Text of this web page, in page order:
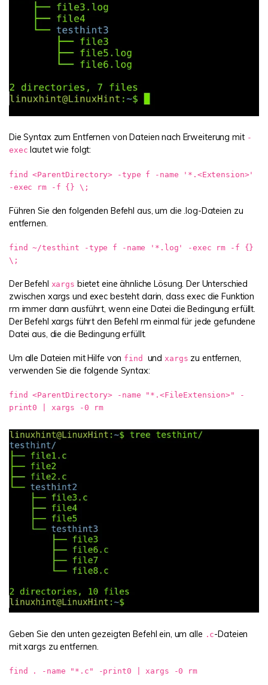
Die Syntax zum Entfernen von Dateien nach Erweiterung mit -
exec lautet wie folgt:
find <ParentDirectory> -type f -name '*.<Extension>'
-exec rm -f {} \;
Führen Sie den folgenden Befehl aus, um die .log-Dateien zu
entfernen.
find ~/testhint -type f -name '*.log' -exec rm -f {}
\;
Der Befehl xargs bietet eine ähnliche Lösung. Der Unterschied
zwischen xargs und exec besteht darin, dass exec die Funktion
rm immer dann ausführt, wenn eine Datei die Bedingung erfüllt.
Der Befehl xargs führt den Befehl rm einmal für jede gefundene
Datei aus, die die Bedingung erfüllt.
Um alle Dateien mit Hilfe von find undxargs zu entfernen,
verwenden Sie die folgende Syntax:
find <ParentDirectory> -name "*.<FileExtension>" -
print0 | xargs -0 rm
Geben Sie den unten gezeigten Befehl ein, um alle .c-Dateien
mit xargs zu entfernen.
find . -name "*.c" -print0 | xargs -0 rm